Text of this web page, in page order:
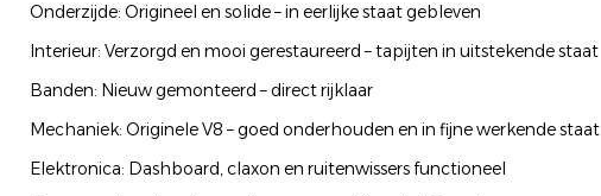
Onderzijde: Origineel en solide – in eerlijke staat gebleven
Interieur: Verzorgd en mooi gerestaureerd – tapijten in uitstekende staat
Banden: Nieuw gemonteerd – direct rijklaar
Mechaniek: Originele V8 – goed onderhouden en in fijne werkende staat
Elektronica: Dashboard, claxon en ruitenwissers functioneel